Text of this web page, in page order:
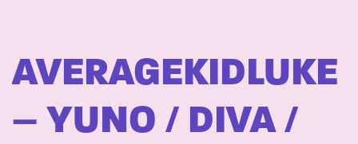
AVERAGEKIDLUKE
– YUNO / DIVA /